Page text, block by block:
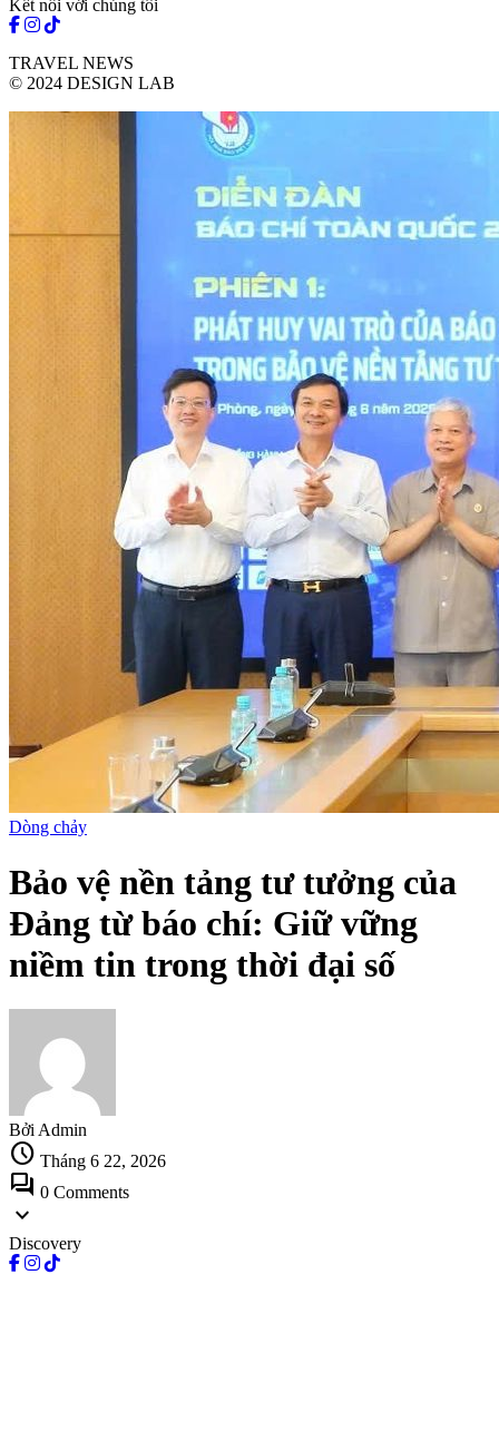
Kết nối với chúng tôi
TRAVEL NEWS
© 2024 DESIGN LAB
Dòng chảy
Bảo vệ nền tảng tư tưởng của
Đảng từ báo chí: Giữ vững
niềm tin trong thời đại số
Bởi Admin
schedule Tháng 6 22, 2026
forum 0 Comments
expand_more
Discovery